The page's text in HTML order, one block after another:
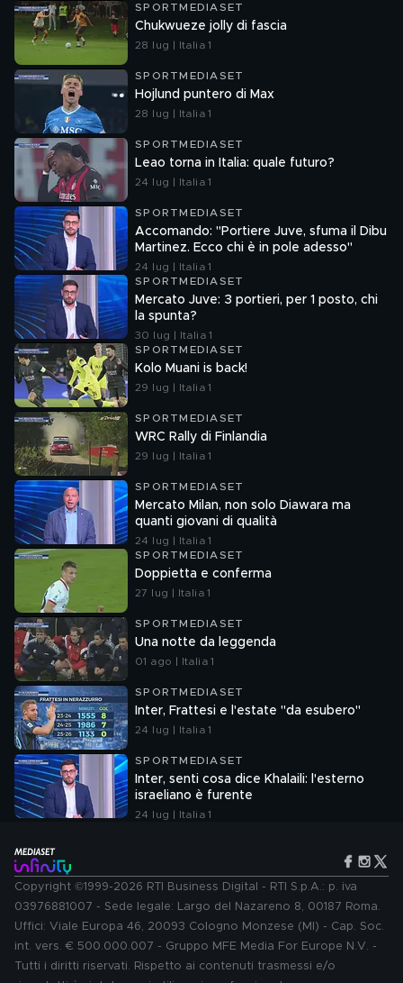
SPORTMEDIASET
Chukwueze jolly di fascia
28 lug | Italia 1
SPORTMEDIASET
Hojlund puntero di Max
28 lug | Italia 1
SPORTMEDIASET
Leao torna in Italia: quale futuro?
24 lug | Italia 1
SPORTMEDIASET
Accomando: "Portiere Juve, sfuma il Dibu
Martinez. Ecco chi è in pole adesso"
24 lug | Italia 1
SPORTMEDIASET
Mercato Juve: 3 portieri, per 1 posto, chi
la spunta?
30 lug | Italia 1
SPORTMEDIASET
Kolo Muani is back!
29 lug | Italia 1
SPORTMEDIASET
WRC Rally di Finlandia
29 lug | Italia 1
SPORTMEDIASET
Mercato Milan, non solo Diawara ma
quanti giovani di qualità
24 lug | Italia 1
SPORTMEDIASET
Doppietta e conferma
27 lug | Italia 1
SPORTMEDIASET
Una notte da leggenda
01 ago | Italia 1
SPORTMEDIASET
Inter, Frattesi e l'estate "da esubero"
24 lug | Italia 1
SPORTMEDIASET
Inter, senti cosa dice Khalaili: l'esterno
israeliano è furente
24 lug | Italia 1
Copyright ©1999-2026 RTI Business Digital - RTI S.p.A.: p. iva
03976881007 - Sede legale: Largo del Nazareno 8, 00187 Roma.
Uffici: Viale Europa 46, 20093 Cologno Monzese (MI) - Cap. Soc.
int. vers. € 500.000.007 - Gruppo MFE Media For Europe N.V. -
Tutti i diritti riservati. Rispetto ai contenuti trasmessi e/o